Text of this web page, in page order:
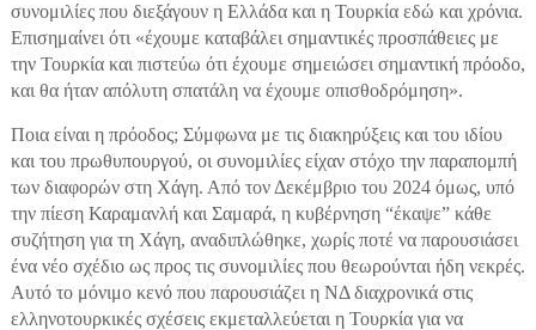
συνομιλίες που διεξάγουν η Ελλάδα και η Τουρκία εδώ και χρόνια.
Επισημαίνει ότι «έχουμε καταβάλει σημαντικές προσπάθειες με
την Τουρκία και πιστεύω ότι έχουμε σημειώσει σημαντική πρόοδο,
και θα ήταν απόλυτη σπατάλη να έχουμε οπισθοδρόμηση».
Ποια είναι η πρόοδος; Σύμφωνα με τις διακηρύξεις και του ιδίου
και του πρωθυπουργού, οι συνομιλίες είχαν στόχο την παραπομπή
των διαφορών στη Χάγη. Από τον Δεκέμβριο του 2024 όμως, υπό
την πίεση Καραμανλή και Σαμαρά, η κυβέρνηση “έκαψε” κάθε
συζήτηση για τη Χάγη, αναδιπλώθηκε, χωρίς ποτέ να παρουσιάσει
ένα νέο σχέδιο ως προς τις συνομιλίες που θεωρούνται ήδη νεκρές.
Αυτό το μόνιμο κενό που παρουσιάζει η ΝΔ διαχρονικά στις
ελληνοτουρκικές σχέσεις εκμεταλλεύεται η Τουρκία για να